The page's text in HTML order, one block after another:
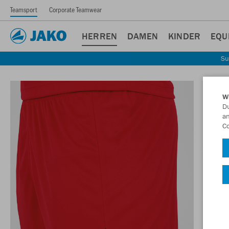
Teamsport Corporate Teamwear
HERREN DAMEN KINDER